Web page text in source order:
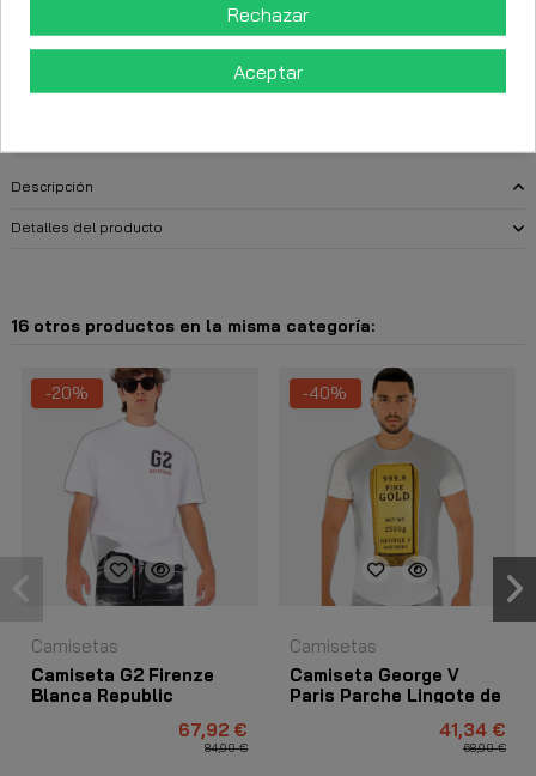
FECHA ESTIMADA DE ENTREGA:
CttExpress 24/48h -Miércoles 12 Agosto, 2026
Descripción
Detalles del producto
16 otros productos en la misma categoría:
-20%
Camisetas
Camiseta G2 Firenze
Blanca Republic
67,92 €
84,90 €
-40%
Camisetas
Camiseta George V
Paris Parche Lingote de
41,34 €
68,90 €
Rechazar
Aceptar